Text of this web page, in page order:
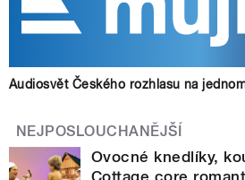
Audiosvět Českého rozhlasu na
NEJPOSLOUCHANĚJŠÍ
Ovocné knedlíky,
Cottage core